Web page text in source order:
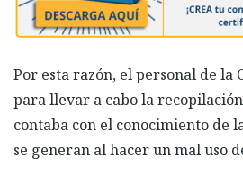
Por esta razón, el personal de la
para llevar a cabo la
contaba con el conocimiento de
se generan al hacer un mal uso